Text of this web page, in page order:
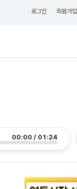
로그인 회원가입
00:00 / 01:24